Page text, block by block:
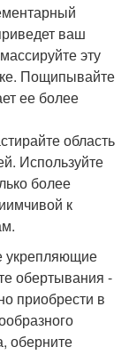
ваш
эту
Пощипывайте
ее более
область
Используйте
более
к
укрепляющие
обертывания -
приобрести в
оберните